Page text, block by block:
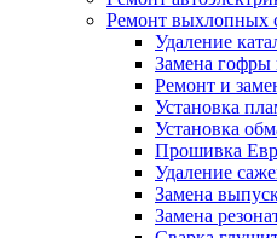
Ремонт выхлопных
Удаление
Замена гофры
Ремонт и
Установка
Установка
Прошивка
Удаление
Замена
Замена